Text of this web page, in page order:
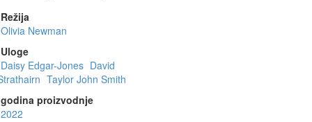
Režija
Olivia Newman
Uloge
Daisy Edgar-Jones David
Taylor John Smith
godina proizvodnje
2022